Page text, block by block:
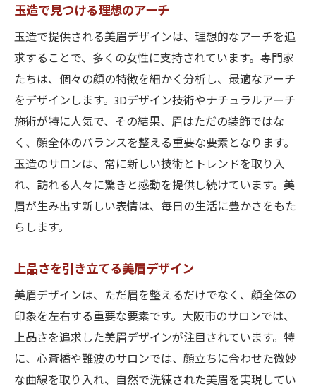
大阪市で人気の美眉とは
上品な美眉がもたらす自信と魅力
美眉が与える影響と変化
自信を引き出す美眉の力
第一印象をアップさせる美眉
上品さが際立つデザインの秘訣
美眉で日常の魅力を高める
プロが語る美眉の重要性
美眉デザインが変える大阪市での印象
大阪市で選ばれる理由
地域で異なる美眉スタイル
美眉が作る新たなコミュニケーション
大阪市でのトレンドを先取り
玉造と心斎橋で探す理想の美眉サロン
玉造で見つける理想のアーチ
玉造で提供される美眉デザインは、理想的なアーチを追
求することで、多くの女性に支持されています。専門家
たちは、個々の顔の特徴を細かく分析し、最適なアーチ
をデザインします。3Dデザイン技術やナチュラルアーチ
施術が特に人気で、その結果、眉はただの装飾ではな
く、顔全体のバランスを整える重要な要素となります。
玉造のサロンは、常に新しい技術とトレンドを取り入
れ、訪れる人々に驚きと感動を提供し続けています。美
眉が生み出す新しい表情は、毎日の生活に豊かさをもた
らします。
上品さを引き立てる美眉デザイン
美眉デザインは、ただ眉を整えるだけでなく、顔全体の
印象を左右する重要な要素です。大阪市のサロンでは、
上品さを追求した美眉デザインが注目されています。特
に、心斎橋や難波のサロンでは、顔立ちに合わせた微妙
な曲線を取り入れ、自然で洗練された美眉を実現してい